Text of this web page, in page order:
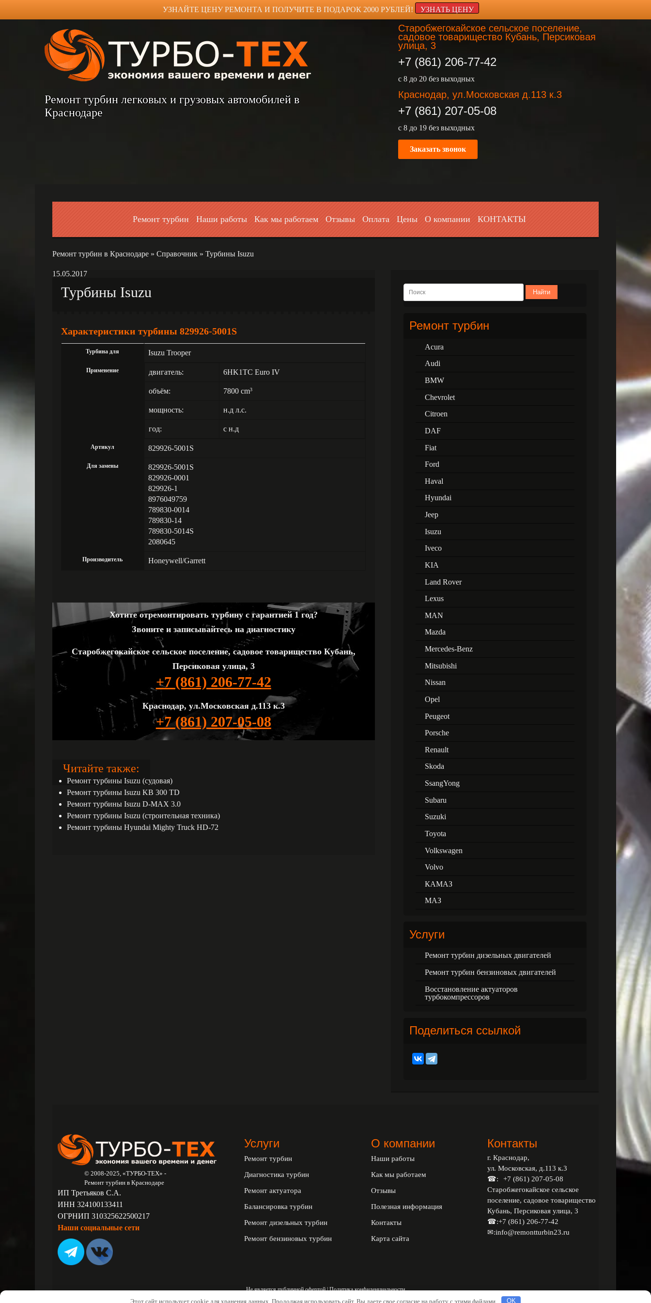
УЗНАЙТЕ ЦЕНУ РЕМОНТА И ПОЛУЧИТЕ В ПОДАРОК 2000 РУБЛЕЙ! УЗНАТЬ ЦЕНУ
Ремонт турбин легковых и грузовых автомобилей в
Краснодаре
Старобжегокайское сельское поселение,
садовое товарищество Кубань, Персиковая
улица, 3
+7 (861) 206-77-42
с 8 до 20 без выходных
Краснодар, ул.Московская д.113 к.3
+7 (861) 207-05-08
с 8 до 19 без выходных
Заказать звонок
Ремонт турбин Наши работы Как мы работаем Отзывы Оплата Цены О компании КОНТАКТЫ
Ремонт турбин в Краснодаре » Справочник » Турбины Isuzu
15.05.2017
Турбины Isuzu
Характеристики турбины 829926-5001S
Турбина для Isuzu Trooper
Применение двигатель: 6HK1TC Euro IV
объём: 7800 cm3
мощность: н.д л.с.
год: с н.д
Артикул 829926-5001S
Для замены
829926-5001S
829926-0001
829926-1
8976049759
789830-0014
789830-14
789830-5014S
2080645
Производитель Honeywell/Garrett
Хотите отремонтировать турбину с гарантией 1 год?
Звоните и записывайтесь на диагностику
Старобжегокайское сельское поселение, садовое товарищество Кубань,
Персиковая улица, 3
+7 (861) 206-77-42
Краснодар, ул.Московская д.113 к.3
+7 (861) 207-05-08
Читайте также:
Ремонт турбины Isuzu (судовая)
Ремонт турбины Isuzu KB 300 TD
Ремонт турбины Isuzu D-MAX 3.0
Ремонт турбины Isuzu (строительная техника)
Ремонт турбины Hyundai Mighty Truck HD-72
Найти
Ремонт турбин
Acura
Audi
BMW
Chevrolet
Citroen
DAF
Fiat
Ford
Haval
Hyundai
Jeep
Isuzu
Iveco
KIA
Land Rover
Lexus
MAN
Mazda
Mercedes-Benz
Mitsubishi
Nissan
Opel
Peugeot
Porsche
Renault
Skoda
SsangYong
Subaru
Suzuki
Toyota
Volkswagen
Volvo
КАМАЗ
МАЗ
Услуги
Ремонт турбин дизельных двигателей
Ремонт турбин бензиновых двигателей
Восстановление актуаторов
турбокомпрессоров
Поделиться ссылкой
© 2008-2025, «ТУРБО-ТЕХ» -
Ремонт турбин в Краснодаре
ИП Третьяков С.А.
ИНН 324100133411
ОГРНИП 310325622500217
Наши социальные сети
Услуги
Ремонт турбин
Диагностика турбин
Ремонт актуатора
Балансировка турбин
Ремонт дизельных турбин
Ремонт бензиновых турбин
О компании
Наши работы
Как мы работаем
Отзывы
Полезная информация
Контакты
Карта сайта
Контакты
г. Краснодар,
ул. Московская, д.113 к.3
☎:
+7 (861) 207-05-08
Старобжегокайское сельское
поселение, садовое товарищество
Кубань, Персиковая улица, 3
☎:+7 (861) 206-77-42
✉:info@remontturbin23.ru
Не является публичной офертой |Политика конфиденциальности
Этот сайт использует cookie для хранения данных. Продолжая использовать сайт, Вы даете свое согласие на работу с этими файлами. OK